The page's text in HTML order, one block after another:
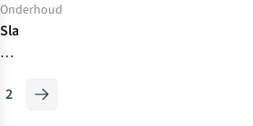
Onderhoud
Slaapzakreparatie
bij
2